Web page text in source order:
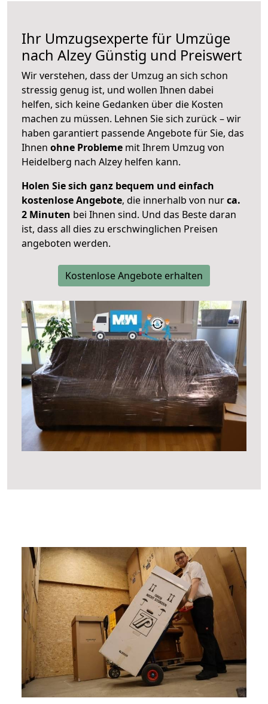
Ihr Umzugsexperte für Umzüge
nach Alzey Günstig und Preiswert
Wir verstehen, dass der Umzug an sich schon
stressig genug ist, und wollen Ihnen dabei
helfen, sich keine Gedanken über die Kosten
machen zu müssen. Lehnen Sie sich zurück – wir
haben garantiert passende Angebote für Sie, das
Ihnen ohne Probleme mit Ihrem Umzug von
Heidelberg nach Alzey helfen kann.
Holen Sie sich ganz bequem und einfach
kostenlose Angebote, die innerhalb von nurca.
2 Minuten bei Ihnen sind. Und das Beste daran
ist, dass all dies zu erschwinglichen Preisen
angeboten werden.
Kostenlose Angebote erhalten